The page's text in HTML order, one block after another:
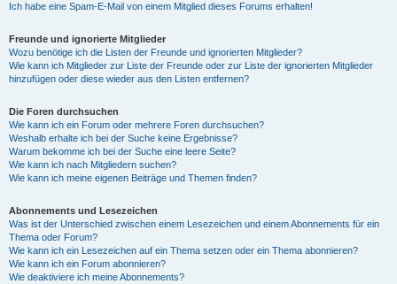
Ich habe eine Spam-E-Mail von einem Mitglied dieses Forums erhalten!
Freunde und ignorierte Mitglieder
Wozu benötige ich die Listen der Freunde und ignorierten Mitglieder?
Wie kann ich Mitglieder zur Liste der Freunde oder zur Liste der ignorierten Mitglieder
hinzufügen oder diese wieder aus den Listen entfernen?
Die Foren durchsuchen
Wie kann ich ein Forum oder mehrere Foren durchsuchen?
Weshalb erhalte ich bei der Suche keine Ergebnisse?
Warum bekomme ich bei der Suche eine leere Seite?
Wie kann ich nach Mitgliedern suchen?
Wie kann ich meine eigenen Beiträge und Themen finden?
Abonnements und Lesezeichen
Was ist der Unterschied zwischen einem Lesezeichen und einem Abonnements für ein
Thema oder Forum?
Wie kann ich ein Lesezeichen auf ein Thema setzen oder ein Thema abonnieren?
Wie kann ich ein Forum abonnieren?
Wie deaktiviere ich meine Abonnements?